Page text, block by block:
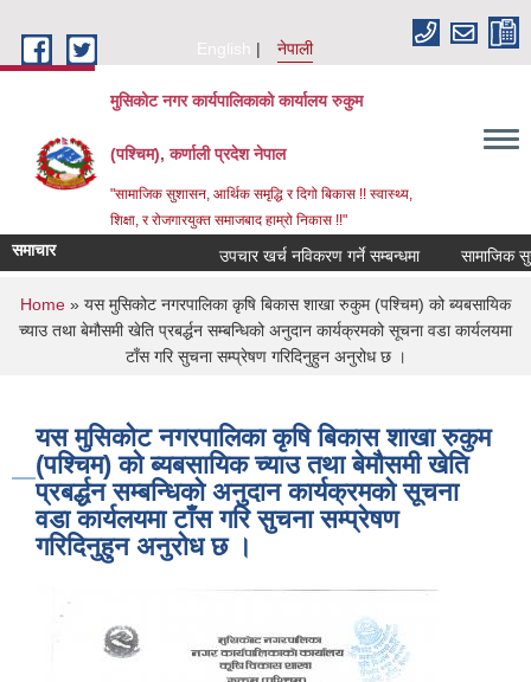
English
नेपाली
मुसिकोट नगर कार्यपालिकाको कार्यालय रुकुम
(पश्चिम), कर्णाली प्रदेश नेपाल
"सामाजिक सुशासन, आर्थिक समृद्धि र दिगो बिकास !! स्वास्थ्य,
शिक्षा, र रोजगारयुक्त समाजबाद हाम्रो निकास !!"
समाचार उपचार खर्च नविकरण गर्ने सम्बन्धमा
You are here
Home » यस मुसिकोट नगरपालिका कृषि बिकास शाखा रुकुम (पश्चिम) को ब्यबसायिक
च्याउ तथा बेमौसमी खेति प्रबर्द्धन सम्बन्धिको अनुदान कार्यक्रमको सूचना वडा कार्यलयमा
टाँस गरि सुचना सम्प्रेषण गरिदिनुहुन अनुरोध छ ।
यस मुसिकोट नगरपालिका कृषि बिकास शाखा रुकुम
(पश्चिम) को ब्यबसायिक च्याउ तथा बेमौसमी खेति
प्रबर्द्धन सम्बन्धिको अनुदान कार्यक्रमको सूचना
वडा कार्यलयमा टाँस गरि सुचना सम्प्रेषण
गरिदिनुहुन अनुरोध छ ।